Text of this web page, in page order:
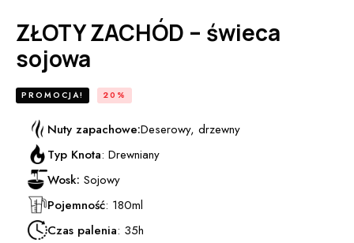
ZŁOTY ZACHÓD – świeca
sojowa
PROMOCJA! 20%
Nuty zapachowe:Deserowy, drzewny
Typ Knota: Drewniany
Wosk: Sojowy
Pojemność: 180ml
Czas palenia: 35h